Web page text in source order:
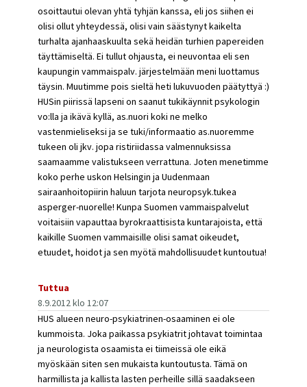
osoittautui olevan yhtä tyhjän kanssa, eli jos siihen ei
olisi ollut yhteydessä, olisi vain säästynyt kaikelta
turhalta ajanhaaskuulta sekä heidän turhien papereiden
täyttämiseltä. Ei tullut ohjausta, ei neuvontaa eli sen
kaupungin vammaispalv. järjestelmään meni luottamus
täysin. Muutimme pois sieltä heti lukuvuoden päätyttyä :)
HUSin piirissä lapseni on saanut tukikäynnit psykologin
vo:lla ja ikävä kyllä, as.nuori koki ne melko
vastenmieliseksi ja se tuki/informaatio as.nuoremme
tukeen oli jkv. jopa ristiriidassa valmennuksissa
saamaamme valistukseen verrattuna. Joten menetimme
koko perhe uskon Helsingin ja Uudenmaan
sairaanhoitopiirin haluun tarjota neuropsyk.tukea
asperger-nuorelle! Kunpa Suomen vammaispalvelut
voitaisiin vapauttaa byrokraattisista kuntarajoista, että
kaikille Suomen vammaisille olisi samat oikeudet,
etuudet, hoidot ja sen myötä mahdollisuudet kuntoutua!
Tuttua
8.9.2012 klo 12:07
HUS alueen neuro-psykiatrinen-osaaminen ei ole
kummoista. Joka paikassa psykiatrit johtavat toimintaa
ja neurologista osaamista ei tiimeissä ole eikä
myöskään siten sen mukaista kuntoutusta. Tämä on
harmillista ja kallista lasten perheille sillä saadakseen